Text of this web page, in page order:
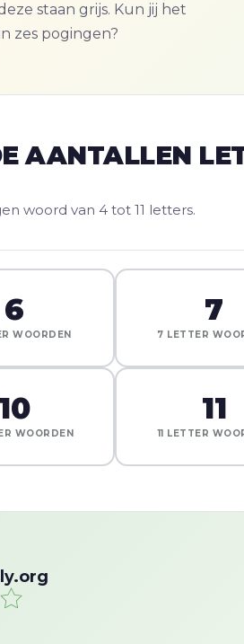
staan grijs. Kun jij het
zes pogingen?
AANTALLEN
woord van 4 tot 11 letters.
6
WOORDEN
7
7 LETTER
10
WOORDEN
11
11 LETTER